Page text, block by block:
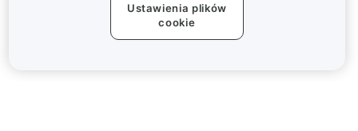
Ustawienia plików
cookie